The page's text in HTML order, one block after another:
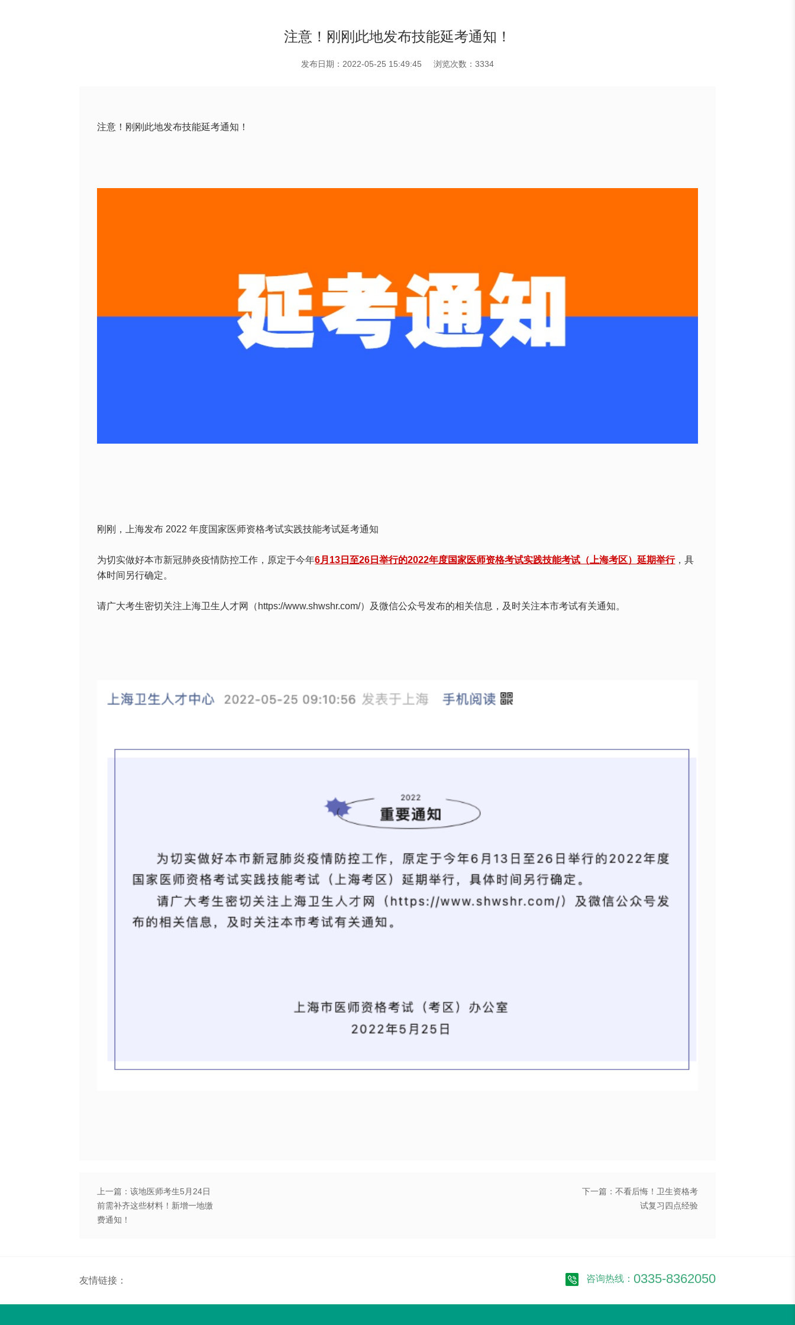
注意！刚刚此地发布技能延考通知！
发布日期：2022-05-25 15:49:45 浏览次数：3334
注意！刚刚此地发布技能延考通知！
刚刚，上海发布 2022 年度国家医师资格考试实践技能考试延考通知
为切实做好本市新冠肺炎疫情防控工作，原定于今年6月13日至26日举行的2022年度国家医师资格考试实践技能考试（上海考区）延期举行，具
体时间另行确定。
请广大考生密切关注上海卫生人才网（ https://www.shwshr.com/）及微信公众号发布的相关信息，及时关注本市考试有关通知。
上一篇：该地医师考生5月24日
前需补齐这些材料！新增一地缴
费通知！
下一篇：不看后悔！卫生资格考
试复习四点经验
友情链接： 咨询热线： 0335-8362050